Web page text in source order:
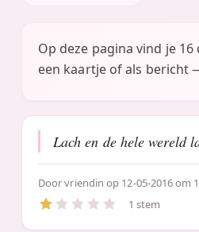
Op deze pagina vind je
een kaartje of als bericht
Lach en de hele wereld
Doorvriendin op 12-05-2016 om
1 stem